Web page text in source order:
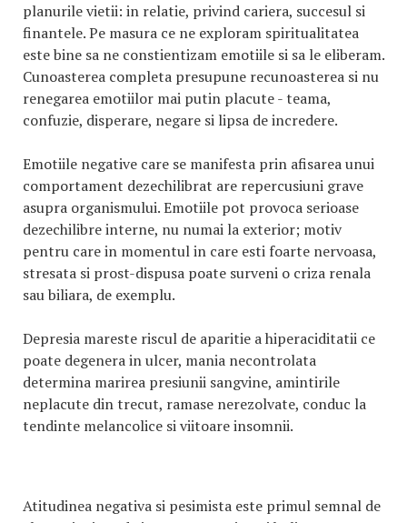
planurile vietii: in relatie, privind cariera, succesul si
finantele. Pe masura ce ne exploram spiritualitatea
este bine sa ne constientizam emotiile si sa le eliberam.
Cunoasterea completa presupune recunoasterea si nu
renegarea emotiilor mai putin placute - teama,
confuzie, disperare, negare si lipsa de incredere.
Emotiile negative care se manifesta prin afisarea unui
comportament dezechilibrat are repercusiuni grave
asupra organismului. Emotiile pot provoca serioase
dezechilibre interne, nu numai la exterior; motiv
pentru care in momentul in care esti foarte nervoasa,
stresata si prost-dispusa poate surveni o criza renala
sau biliara, de exemplu.
Depresia mareste riscul de aparitie a hiperaciditatii ce
poate degenera in ulcer, mania necontrolata
determina marirea presiunii sangvine, amintirile
neplacute din trecut, ramase nerezolvate, conduc la
tendinte melancolice si viitoare insomnii.
Atitudinea negativa si pesimista este primul semnal de